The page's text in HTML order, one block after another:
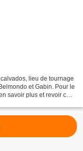
lieu de tournage
et Gabin. Pour le
savoir plus et revoir ce